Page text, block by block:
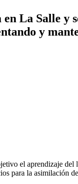
La Salle y
y
el aprendizaje
para la asimilación